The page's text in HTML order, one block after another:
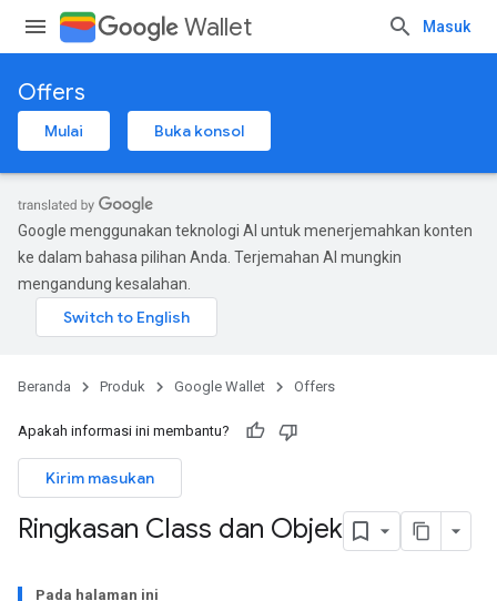
Wallet Masuk
Offers
Mulai Buka konsol
Google menggunakan teknologi AI untuk menerjemahkan konten
ke dalam bahasa pilihan Anda. Terjemahan AI mungkin
mengandung kesalahan.
Beranda Produk Google Wallet Offers
Apakah informasi ini membantu?
Kirim masukan
Ringkasan Class dan Objek
Pada halaman ini